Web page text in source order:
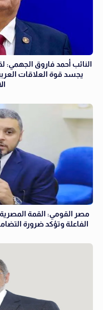
النائب أحمد فاروق
يجسد قوة العلاقات
مصر القومي: القمة
الفاعلة وتؤكد ضرورة